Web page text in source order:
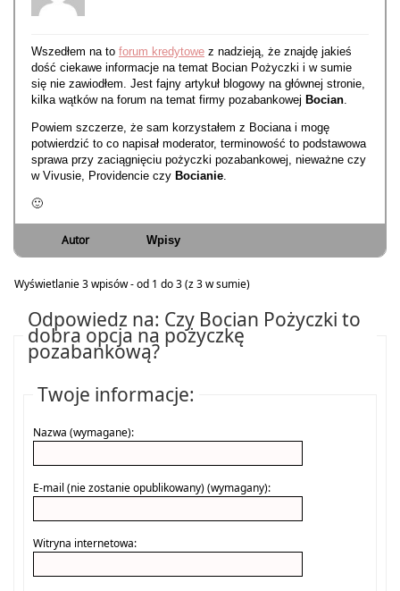
Wszedłem na to forum kredytowe z nadzieją, że znajdę jakieś
dość ciekawe informacje na temat Bocian Pożyczki i w sumie
się nie zawiodłem. Jest fajny artykuł blogowy na głównej stronie,
kilka wątków na forum na temat firmy pozabankowej Bocian.
Powiem szczerze, że sam korzystałem z Bociana i mogę
potwierdzić to co napisał moderator, terminowość to podstawowa
sprawa przy zaciągnięciu pożyczki pozabankowej, nieważne czy
w Vivusie, Providencie czy Bocianie.
🙂
Autor Wpisy
Wyświetlanie 3 wpisów - od 1 do 3 (z 3 w sumie)
Odpowiedz na: Czy Bocian Pożyczki to
dobra opcja na pożyczkę
pozabankową?
Twoje informacje:
Nazwa (wymagane):
E-mail (nie zostanie opublikowany) (wymagany):
Witryna internetowa: